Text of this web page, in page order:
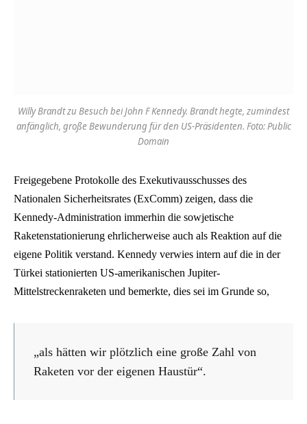
Willy Brandt zu Besuch bei John F Kennedy. Brandt hegte, zumindest
anfänglich, große Bewunderung für den US-Präsidenten. Foto: Public
Domain
Freigegebene Protokolle des Exekutivausschusses des
Nationalen Sicherheitsrates (ExComm) zeigen, dass die
Kennedy-Administration immerhin die sowjetische
Raketenstationierung ehrlicherweise auch als Reaktion auf die
eigene Politik verstand. Kennedy verwies intern auf die in der
Türkei stationierten US-amerikanischen Jupiter-
Mittelstreckenraketen und bemerkte, dies sei im Grunde so,
„als hätten wir plötzlich eine große Zahl von
Raketen vor der eigenen Haustür“.